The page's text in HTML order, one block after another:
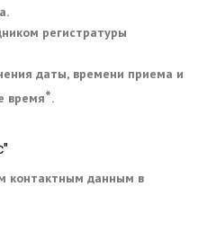
регистратуры
даты, времени приема и
время*.
контактным данным в